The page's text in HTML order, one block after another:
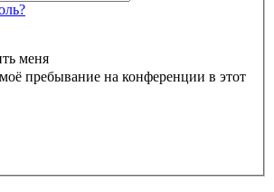
меня
пребывание на конференции в этот